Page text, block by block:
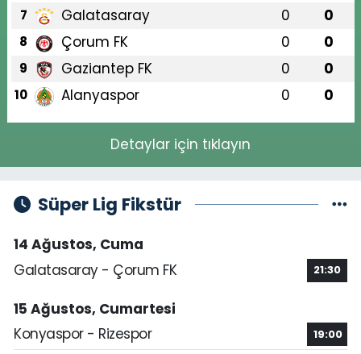
7 Galatasaray 0 0
8 Çorum FK 0 0
9 Gaziantep FK 0 0
10 Alanyaspor 0 0
Detaylar için tıklayın
Süper Lig Fikstür
14 Ağustos, Cuma
Galatasaray - Çorum FK
21:30
15 Ağustos, Cumartesi
Konyaspor - Rizespor
19:00